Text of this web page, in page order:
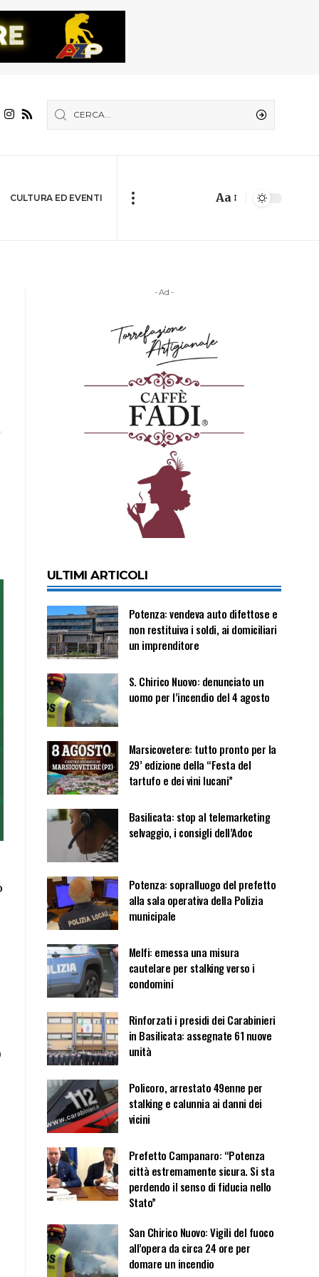
CULTURA ED EVENTI Aa
- Ad -
ULTIMI ARTICOLI
Potenza: vendeva auto difettose e
non restituiva i soldi, ai domiciliari
un imprenditore
S. Chirico Nuovo: denunciato un
uomo per l’incendio del 4 agosto
Marsicovetere: tutto pronto per la
29’ edizione della “Festa del
tartufo e dei vini lucani”
Basilicata: stop al telemarketing
selvaggio, i consigli dell’Adoc
Potenza: sopralluogo del prefetto
alla sala operativa della Polizia
municipale
Melfi: emessa una misura
cautelare per stalking verso i
condomini
Rinforzati i presidi dei Carabinieri
in Basilicata: assegnate 61 nuove
unità
Policoro, arrestato 49enne per
stalking e calunnia ai danni dei
vicini
Prefetto Campanaro: “Potenza
città estremamente sicura. Si sta
perdendo il senso di fiducia nello
Stato”
San Chirico Nuovo: Vigili del fuoco
all’opera da circa 24 ore per
domare un incendio